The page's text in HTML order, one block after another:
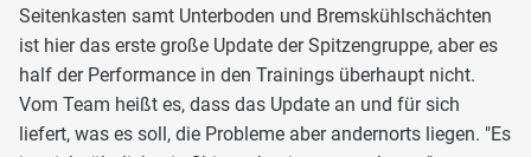
Seitenkasten samt Unterboden und Bremskühlschächten
ist hier das erste große Update der Spitzengruppe, aber es
half der Performance in den Trainings überhaupt nicht.
Vom Team heißt es, dass das Update an und für sich
liefert, was es soll, die Probleme aber andernorts liegen. "Es